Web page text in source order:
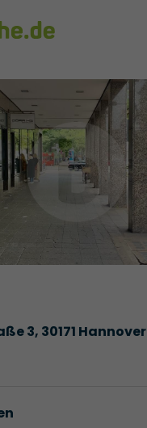
3, 30171 Hannover